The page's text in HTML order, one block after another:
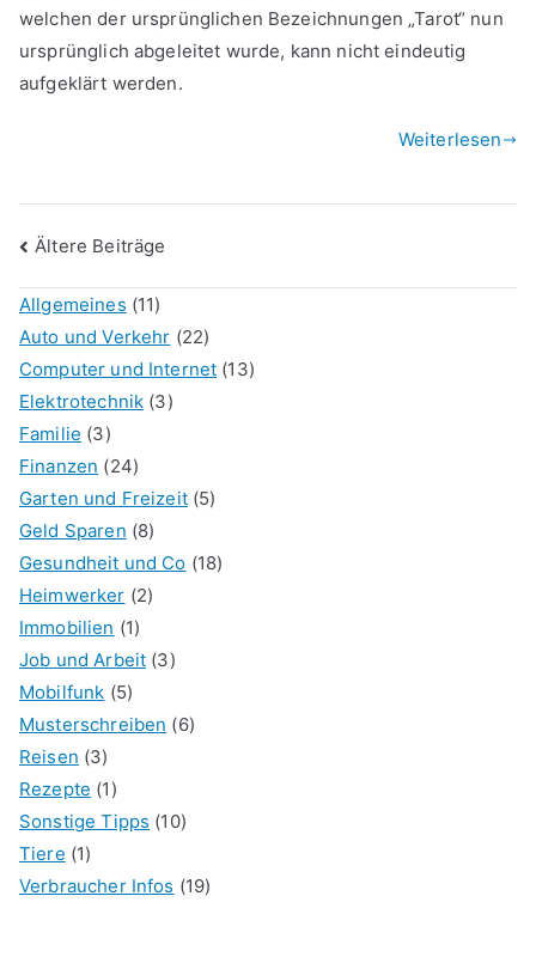
welchen der ursprünglichen Bezeichnungen „Tarot“ nun
ursprünglich abgeleitet wurde, kann nicht eindeutig
aufgeklärt werden.
Weiterlesen
Beitragsnavigation
Ältere Beiträge
Allgemeines (11)
Auto und Verkehr (22)
Computer und Internet (13)
Elektrotechnik (3)
Familie (3)
Finanzen (24)
Garten und Freizeit(5)
Geld Sparen (8)
Gesundheit und Co (18)
Heimwerker (2)
Immobilien (1)
Job und Arbeit (3)
Mobilfunk (5)
Musterschreiben (6)
Reisen (3)
Rezepte (1)
Sonstige Tipps (10)
Tiere (1)
Verbraucher Infos (19)